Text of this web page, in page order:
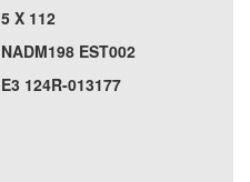
5 X 112
NADM198 EST002
E3 124R-013177